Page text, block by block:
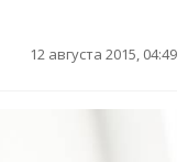
12 августа 2015, 04:49